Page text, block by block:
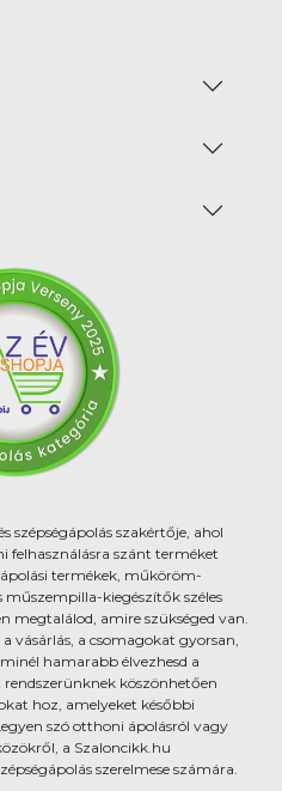
szépségápolás szakértője, ahol
felhasználásra szánt terméket
termékek, műköröm-
kiegészítők széles
megtalálod, amire szükséged van.
vásárlás, a csomagokat gyorsan,
hamarabb élvezhesd a
köszönhetően
hoz, amelyeket későbbi
szó otthoni ápolásról vagy
a Szaloncikk.hu
szerelmese számára.